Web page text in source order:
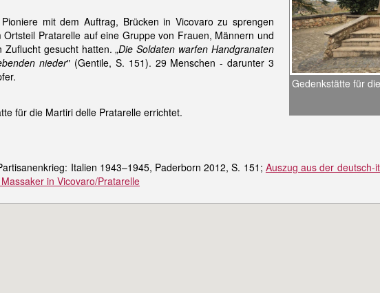
Gedenkstätte für
mit dem Auftrag, Brücken in Vicovaro zu sprengen
Pratarelle auf eine Gruppe von Frauen, Männern und
gesucht hatten. „Die Soldaten warfen Handgranaten
nieder" (Gentile, S. 151). 29 Menschen - darunter 3
für die Martiri delle Pratarelle errichtet.
Italien 1943–1945, Paderborn 2012, S. 151; Auszug aus der deutsch-
in Vicovaro/Pratarelle